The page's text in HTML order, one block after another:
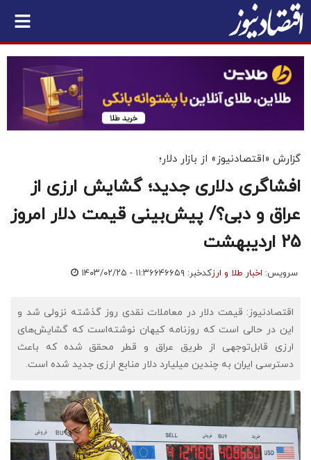
گزارش «اقتصادنیوز» از بازار دلار؛
افشاگری دلاری جدید؛ گشایش ارزی از
عراق و دبی؟/ پیش‌بینی قیمت دلار امروز
25 اردیبهشت
سرویس: اخبار طلا و ارزکدخبر: ۶۴۶۶۵۹ ۱۴۰۳/۰۲/۲۵ - ۱۱:۳۶
اقتصادنیوز: قیمت دلار در معاملات نقدی روز گذشته نزولی شد و
این در حالی است که روزنامه کیهان نوشته‌است که گشایش‌های
ارزی قابل‌توجهی از طریق عراق و قطر محقق شده که باعث
دسترسی ایران به چندین میلیارد دلار منابع ارزی جدید شده است.